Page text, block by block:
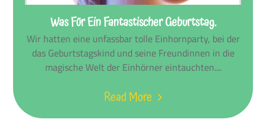
Was Für Ein Fantastischer Geburtstag.
Wir hatten eine unfassbar tolle Einhornparty, bei der
das Geburtstagskind und seine Freundinnen in die
magische Welt der Einhörner eintauchten....
Read More